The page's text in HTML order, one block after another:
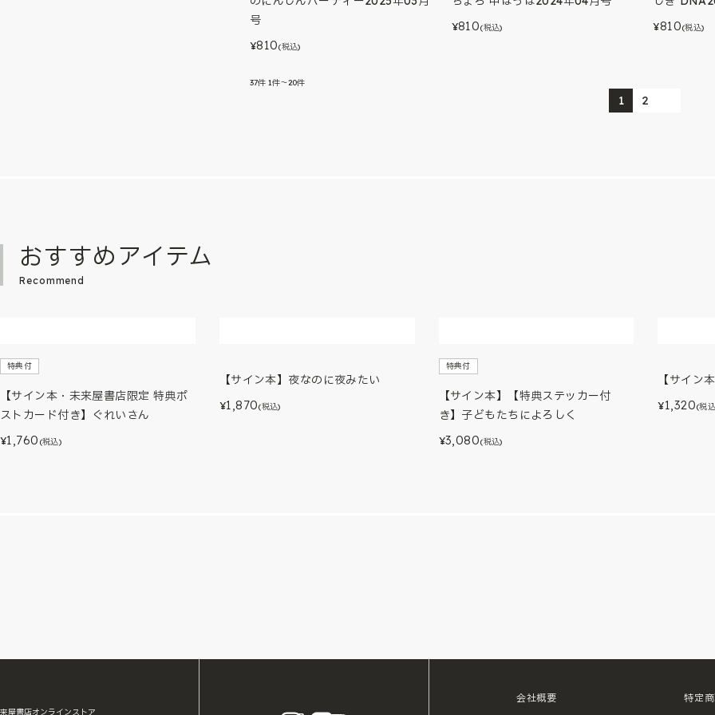
号
¥810(税込)
¥810(税込) ¥810(税込)
37件 1件～20件
1 2
おすすめアイテム
Recommend
特典付
【サイン本・未来屋書店限定 特典ポ
ストカード付き】ぐれいさん
¥1,760 (税込)
【サイン本】夜なのに夜みたい
¥1,870(税込)
特典付
【サイン本】【特典ステッカー付
き】子どもたちによろしく
¥3,080(税込)
【サイン
¥1,320(税
会社概要 特定